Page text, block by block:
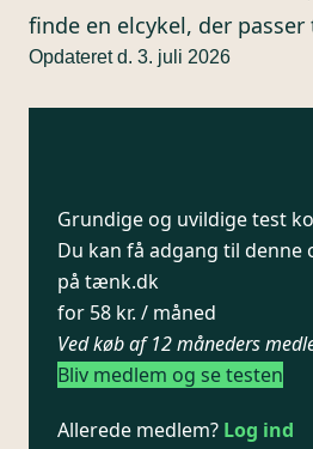
finde en elcykel, der
Opdateret d. 3. juli 2026
Grundige og uvildige test
Du kan få adgang til denne
på tænk.dk
for 58 kr. / måned
Ved køb af 12 måneders
Bliv medlem og se testen
Allerede medlem? Log ind